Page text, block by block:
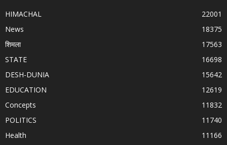
HIMACHAL
22001
News
18375
शिमला
17563
STATE
16698
DESH-DUNIA
15642
EDUCATION
12619
Concepts
11832
POLITICS
11740
Health
11166